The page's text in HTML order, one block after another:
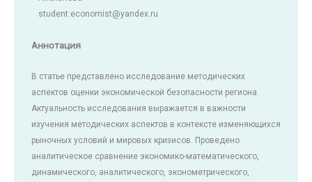
student.economist@yandex.ru
Аннотация
В статье представлено исследование методических
аспектов оценки экономической безопасности региона.
Актуальность исследования выражается в важности
изучения методических аспектов в контексте изменяющихся
рыночных условий и мировых кризисов. Проведено
аналитическое сравнение экономико-математического,
динамического, аналитического, эконометрического,